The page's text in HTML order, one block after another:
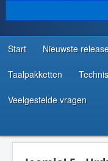
COMMUNITY &
ONTWIKKELAARSBRONNEN
Start Nieuwste
Taalpakketten
Veelgestelde vragen